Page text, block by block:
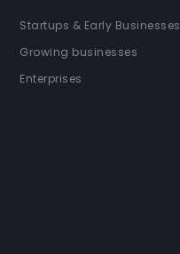
Startups & Early Businesses
Growing businesses
Enterprises